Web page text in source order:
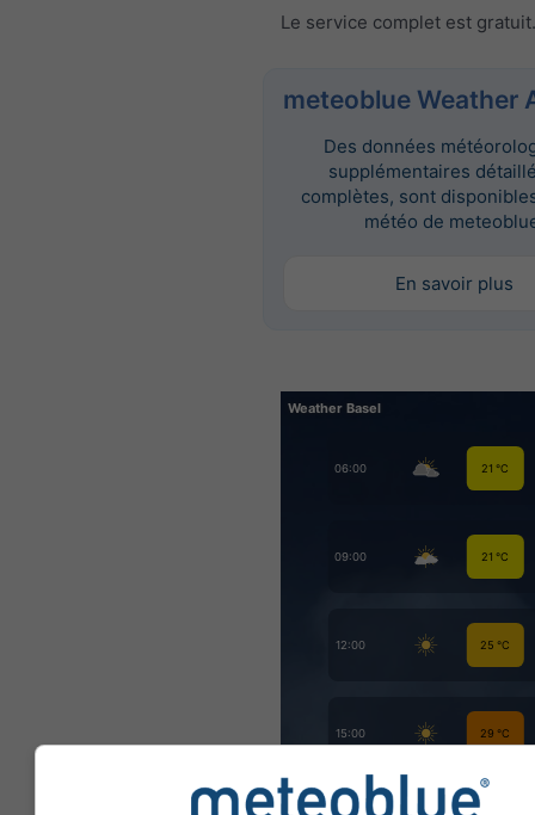
Le service complet est gratuit.
meteoblue Weather
Des données
supplémentaires
complètes, sont
météo de
En savoir plus